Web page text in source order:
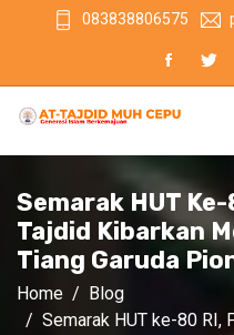
083838806575
Semarak HUT
Tajdid Kibarkan
Tiang Garuda
Home
Blog
Semarak HUT ke-80 RI,